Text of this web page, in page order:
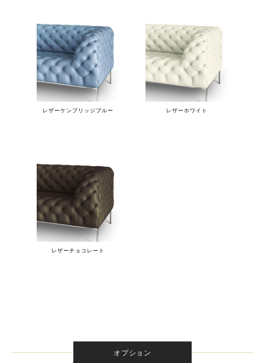
レザーケンブリッジブルー レザーホワイト
レザーチョコレート
オプション